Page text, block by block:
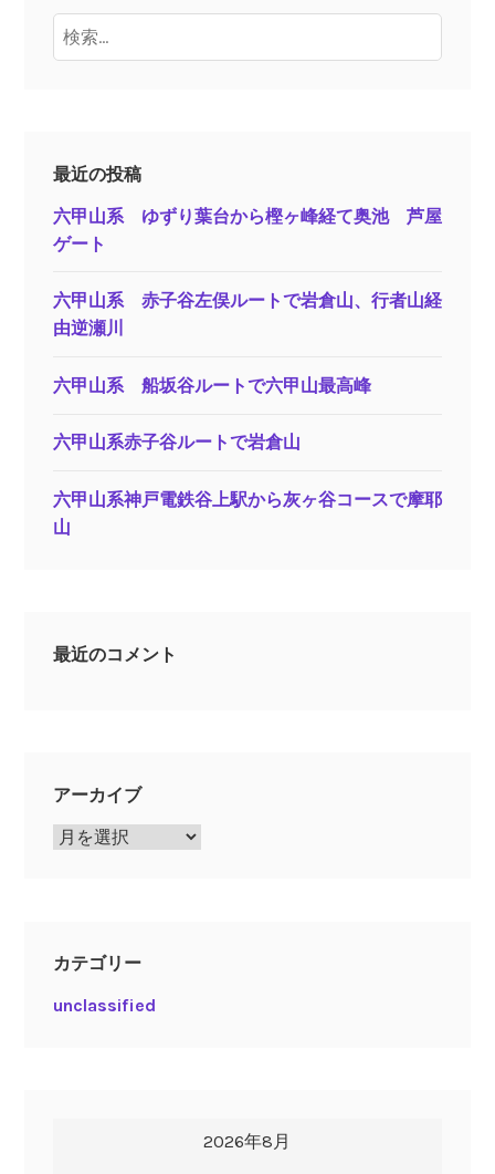
検
索:
最近の投稿
六甲山系 ゆずり葉台から樫ヶ峰経て奥池 芦屋
ゲート
六甲山系 赤子谷左俣ルートで岩倉山、行者山経
由逆瀬川
六甲山系 船坂谷ルートで六甲山最高峰
六甲山系赤子谷ルートで岩倉山
六甲山系神戸電鉄谷上駅から灰ヶ谷コースで摩耶
山
最近のコメント
アーカイブ
ア
カテゴリー
unclassified
2026年8月